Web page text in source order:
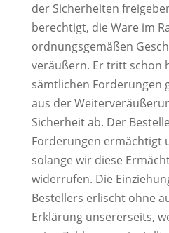
der Sicherheiten
berechtigt, die Ware im
ordnungsgemäßen
veräußern. Er tritt schon
sämtlichen Forderungen
aus der
Sicherheit ab. Der
Forderungen ermächtigt
solange wir diese
widerrufen. Die
Bestellers erlischt ohne
Erklärung unsererseits,